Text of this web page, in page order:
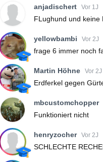
anjadischert Vor 1J
FLughund und keine
yellowbambi Vor 2J
frage 6 immer noch
Martin Höhne Vor 2J
Erdferkel gegen
mbcustomchopper
Funktioniert nicht
henryzocher Vor 2J
SCHLECHTE